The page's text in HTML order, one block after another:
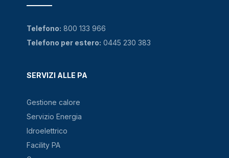
SERVIZI ALLE PA
Gestione calore
Servizio Energia
Idroelettrico
Facility PA
Telefono: 800 133 966
Telefono per estero: 0445 230 383